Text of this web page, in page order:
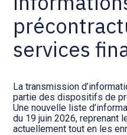
services
La transmission
partie des dispositifs de
Une nouvelle liste
du 19 juin 2026, reprenant
actuellement tout en les